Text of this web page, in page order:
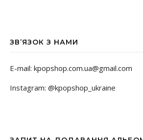
ЗВ’ЯЗОК З НАМИ
E-mail: kpopshop.com.ua@gmail.com
Instagram: @kpopshop_ukraine